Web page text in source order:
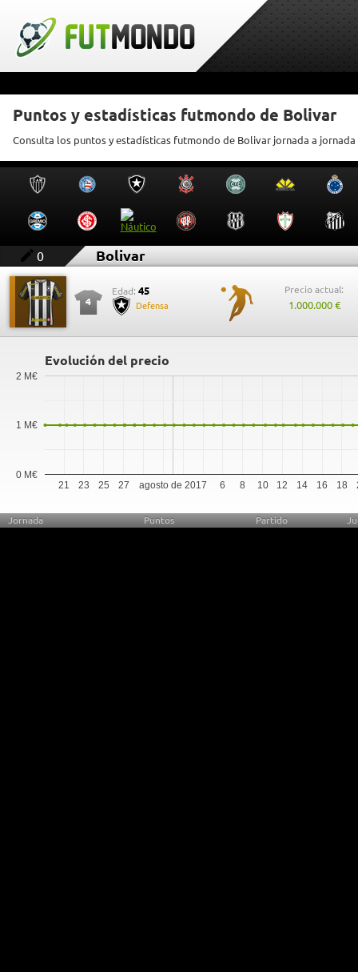
Puntos y estadísticas futmondo de Bolivar
Consulta los puntos y estadísticas futmondo de Bolivar jornada a jornada
0 Bolivar
4
Edad: 45
Defensa
Precio actual:
1.000.000 €
Evolución del precio
agosto de 2017
21 23 25 27 6 8 10 12 14 16 18
0 M€
1 M€
2 M€
Jornada Puntos Partido